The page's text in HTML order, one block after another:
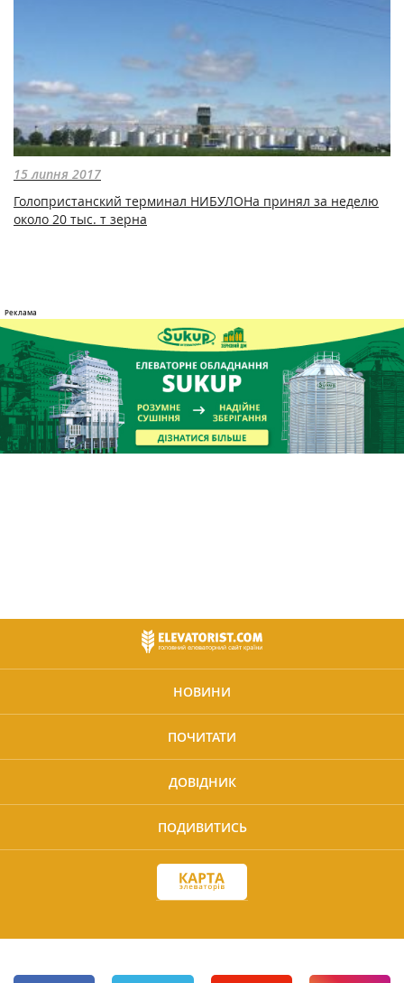
15 липня 2017
Голопристанский терминал НИБУЛОНа принял за неделю
около 20 тыс. т зерна
НОВИНИ
ПОЧИТАТИ
ДОВІДНИК
ПОДИВИТИСЬ